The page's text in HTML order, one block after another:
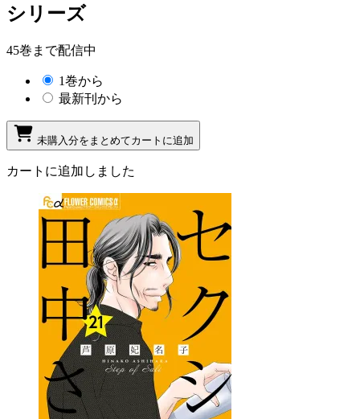
シリーズ
45巻まで配信中
1巻から
最新刊から
未購入分をまとめてカートに追加
カートに追加しました